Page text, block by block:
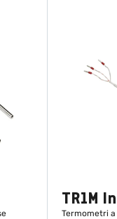
TR1M
Termometri